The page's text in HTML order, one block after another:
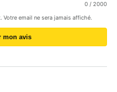
0 / 2000
Votre email ne sera jamais affiché.
mon avis